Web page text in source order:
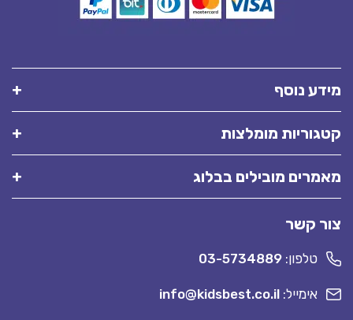
מידע נוסף
קטגוריות מומלצות
מאמרים מובילים בבלוג
צור קשר
טלפון: 03-5734889
אימייל: info@kidsbest.co.il